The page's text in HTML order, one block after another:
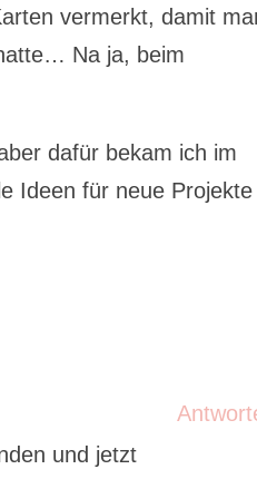
vermerkt, damit
Na ja, beim
dafür bekam ich im
Ideen für neue Projekte
und jetzt